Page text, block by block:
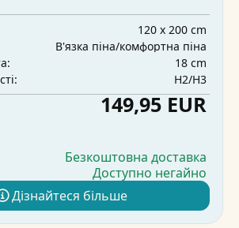
120 x 200 cm
В'язка піна/комфортна піна
18 cm
H2/H3
149,95 EUR
Безкоштовна доставка
Доступно негайно
Дізнайтеся більше